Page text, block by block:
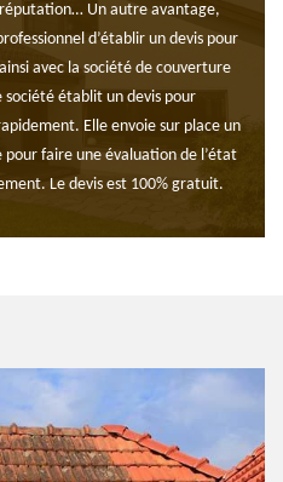
Un autre avantage,
d’établir un devis pour
avec la société de couverture
établit un devis pour
Elle envoie sur place un
faire une évaluation de l’état
Le devis est 100% gratuit.